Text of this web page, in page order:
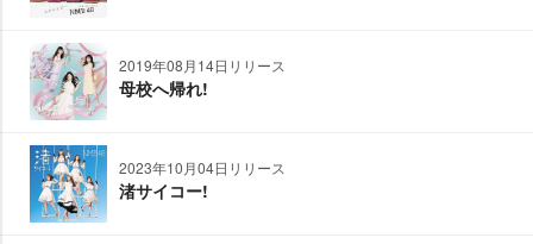
2019年08月14日リリース
母校へ帰れ!
2023年10月04日リリース
渚サイコー!